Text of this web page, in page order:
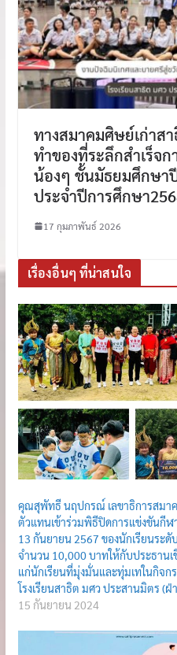
ทางสมาคมศิษย์เก่าส
ทำของที่ระลึกสำเร็จ
น้องๆ ชั้นมัธยมศึกษา
ประจำปีการศึกษา
17 กุมภาพันธ์ 2026
เรื่องอื่นๆ ที่น่าสนใจ
คุณสุพัทธี นฤปกรณ์ เลขาธิการสมา
ตัวแทนเข้าร่วมพิธีปิดการแข่งขันกี
13 กันยายน 2567 ของนักเรียนระ
จำนวน 10,000 บาทให้กับประธานเ
แก่นักเรียนที่มุ่งมั่นและทุ่มเทในกิจ
โรงเรียนสาธิต มศว ประสานมิตร (
15 กันยายน 2024